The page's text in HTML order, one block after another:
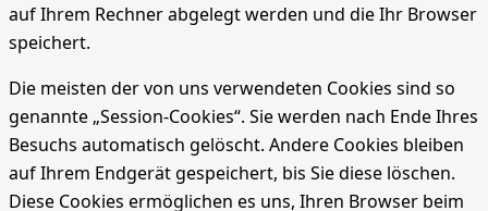
auf Ihrem Rechner abgelegt werden und die Ihr Browser
speichert.
Die meisten der von uns verwendeten Cookies sind so
genannte „Session-Cookies“. Sie werden nach Ende Ihres
Besuchs automatisch gelöscht. Andere Cookies bleiben
auf Ihrem Endgerät gespeichert, bis Sie diese löschen.
Diese Cookies ermöglichen es uns, Ihren Browser beim